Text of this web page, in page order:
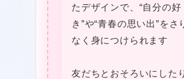
たデザインで、“自分の好
き”や“青春の思い出”をさ
なく身につけられます
友だちとおそろいにした